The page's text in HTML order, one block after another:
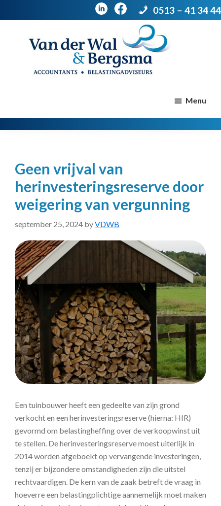
0513 – 41 34 44
Menu
Geen vrijval van
herinvesteringsreserve door
weigering van vergunning
september 25, 2024 byVDWB
Een tuinbouwer heeft een gedeelte van zijn grond
verkocht en een herinvesteringsreserve (hierna: HIR)
gevormd om belastingheffing over de verkoopwinst uit
te stellen. De herinvesteringsreserve moest uiterlijk in
2014 worden afgeboekt op vervangende investeringen,
tenzij er bijzondere omstandigheden zijn die uitstel
rechtvaardigen. De kern van de zaak betreft de vraag in
hoeverre een belastingplichtige aannemelijk moet maken